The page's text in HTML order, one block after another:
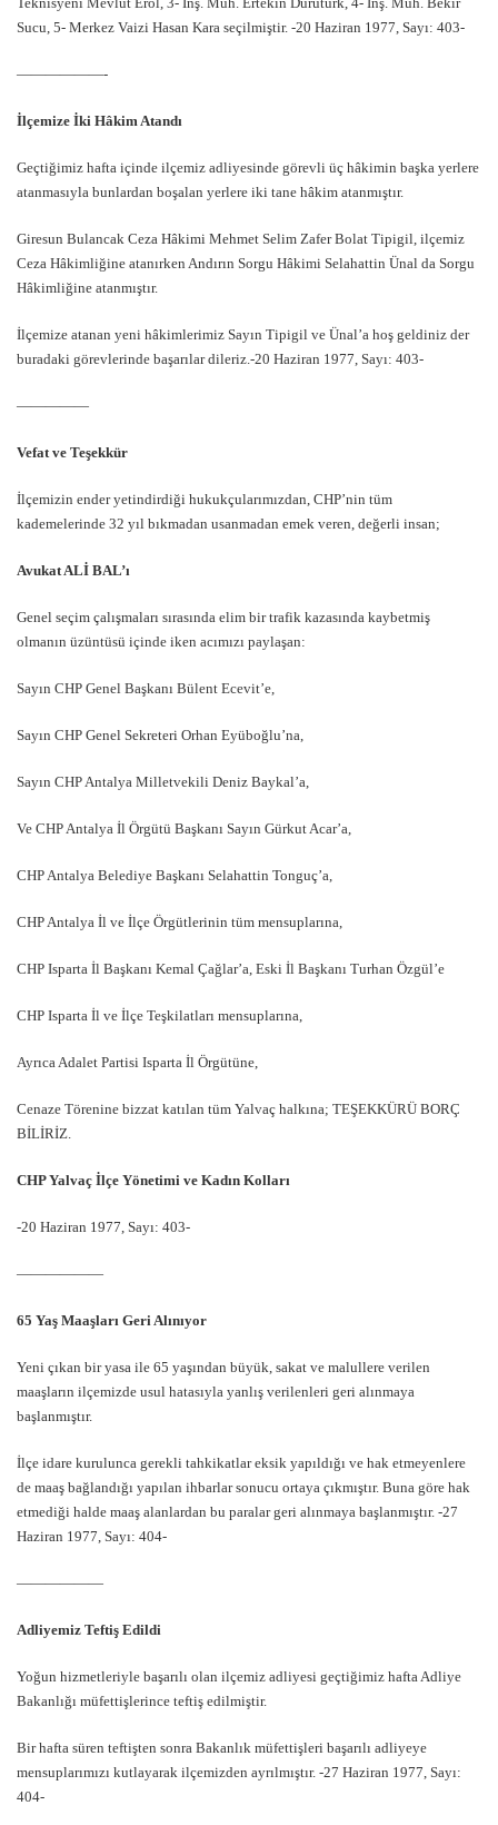
Sucu, 5- Merkez Vaizi Hasan Kara seçilmiştir. -20 Haziran 1977, Sayı: 403-
——————-
İlçemize İki Hâkim Atandı
Geçtiğimiz hafta içinde ilçemiz adliyesinde görevli üç hâkimin başka yerlere
atanmasıyla bunlardan boşalan yerlere iki tane hâkim atanmıştır.
Giresun Bulancak Ceza Hâkimi Mehmet Selim Zafer Bolat Tipigil, ilçemiz
Ceza Hâkimliğine atanırken Andırın Sorgu Hâkimi Selahattin Ünal da Sorgu
Hâkimliğine atanmıştır.
İlçemize atanan yeni hâkimlerimiz Sayın Tipigil ve Ünal’a hoş geldiniz der
buradaki görevlerinde başarılar dileriz.-20 Haziran 1977, Sayı: 403-
—————
Vefat ve Teşekkür
İlçemizin ender yetindirdiği hukukçularımızdan, CHP’nin tüm
kademelerinde 32 yıl bıkmadan usanmadan emek veren, değerli insan;
Avukat ALİ BAL’ı
Genel seçim çalışmaları sırasında elim bir trafik kazasında kaybetmiş
olmanın üzüntüsü içinde iken acımızı paylaşan:
Sayın CHP Genel Başkanı Bülent Ecevit’e,
Sayın CHP Genel Sekreteri Orhan Eyüboğlu’na,
Sayın CHP Antalya Milletvekili Deniz Baykal’a,
Ve CHP Antalya İl Örgütü Başkanı Sayın Gürkut Acar’a,
CHP Antalya Belediye Başkanı Selahattin Tonguç’a,
CHP Antalya İl ve İlçe Örgütlerinin tüm mensuplarına,
CHP Isparta İl Başkanı Kemal Çağlar’a, Eski İl Başkanı Turhan Özgül’e
CHP Isparta İl ve İlçe Teşkilatları mensuplarına,
Ayrıca Adalet Partisi Isparta İl Örgütüne,
Cenaze Törenine bizzat katılan tüm Yalvaç halkına; TEŞEKKÜRÜ BORÇ
BİLİRİZ.
CHP Yalvaç İlçe Yönetimi ve Kadın Kolları
-20 Haziran 1977, Sayı: 403-
——————
65 Yaş Maaşları Geri Alınıyor
Yeni çıkan bir yasa ile 65 yaşından büyük, sakat ve malullere verilen
maaşların ilçemizde usul hatasıyla yanlış verilenleri geri alınmaya
başlanmıştır.
İlçe idare kurulunca gerekli tahkikatlar eksik yapıldığı ve hak etmeyenlere
de maaş bağlandığı yapılan ihbarlar sonucu ortaya çıkmıştır. Buna göre hak
etmediği halde maaş alanlardan bu paralar geri alınmaya başlanmıştır. -27
Haziran 1977, Sayı: 404-
——————
Adliyemiz Teftiş Edildi
Yoğun hizmetleriyle başarılı olan ilçemiz adliyesi geçtiğimiz hafta Adliye
Bakanlığı müfettişlerince teftiş edilmiştir.
Bir hafta süren teftişten sonra Bakanlık müfettişleri başarılı adliyeye
mensuplarımızı kutlayarak ilçemizden ayrılmıştır. -27 Haziran 1977, Sayı:
404-